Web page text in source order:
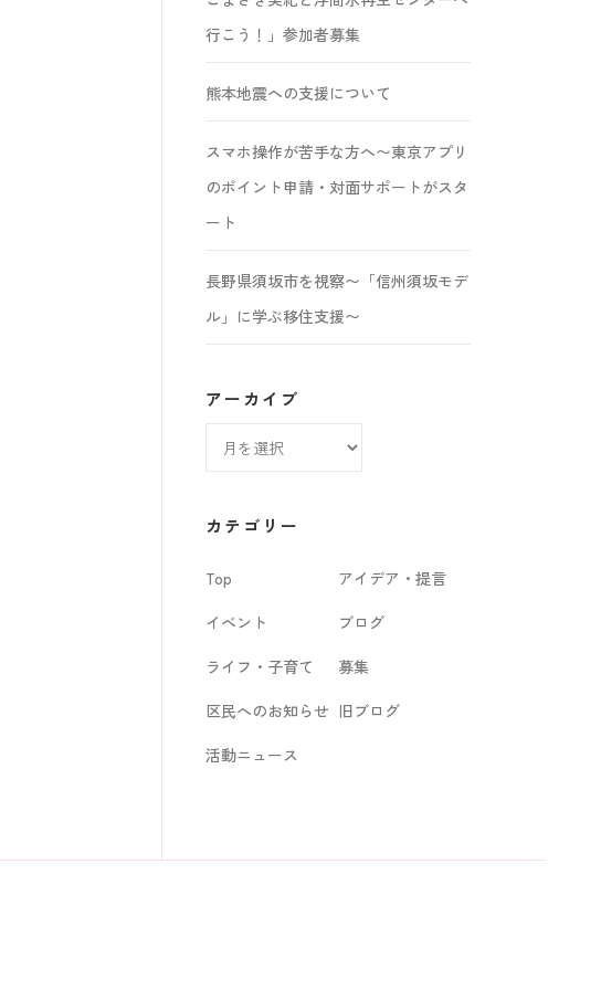
行こう！」参加者募集
熊本地震への支援について
スマホ操作が苦手な方へ〜東京アプリ
のポイント申請・対面サポートがスタ
ート
長野県須坂市を視察〜「信州須坂モデ
ル」に学ぶ移住支援〜
アーカイブ
ブ
カテゴリー
Top
アイデア・提言
イベント
ブログ
ライフ・子育て
募集
区民へのお知らせ 旧ブログ
活動ニュース